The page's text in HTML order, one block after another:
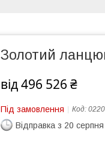
Золотий
від496 526 ₴
Під замовлення Код: 0220
Відправка з 20